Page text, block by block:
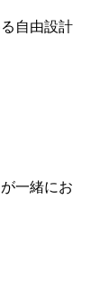
自由設計
一緒にお